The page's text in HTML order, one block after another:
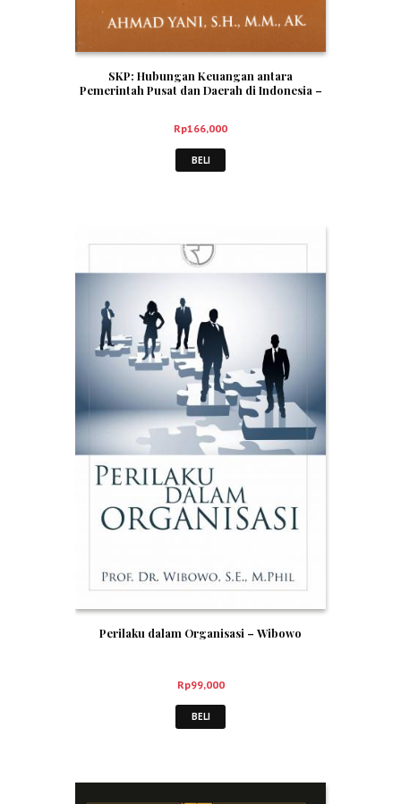
SKP: Hubungan Keuangan antara
Pemerintah Pusat dan Daerah di Indonesia –
Rp166,000
BELI
Perilaku dalam Organisasi – Wibowo
Rp99,000
BELI